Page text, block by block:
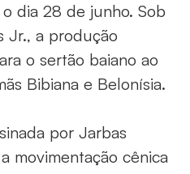
dia 28 de junho. Sob
Jr., a produção
o sertão baiano ao
Bibiana e Belonísia.
por Jarbas
movimentação cênica